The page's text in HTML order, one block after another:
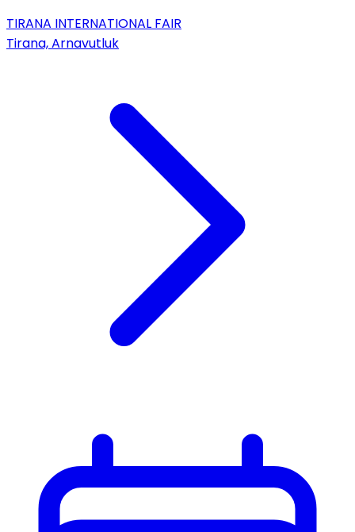
TIRANA INTERNATIONAL FAIR
Tirana, Arnavutluk